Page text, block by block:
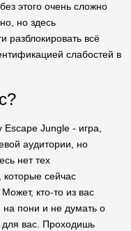
этого очень сложно
но здесь
разблокировать всё
слабостей в
Jungle - игра,
аудитории, но
нет тех
сейчас
кто-то из вас
на пони и не думать о
для вас. Проходишь